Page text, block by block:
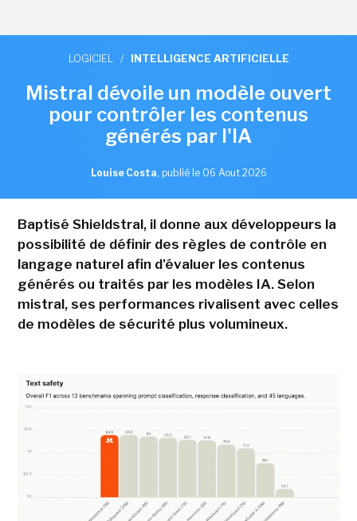
LOGICIEL / INTELLIGENCE ARTIFICIELLE
Mistral dévoile un modèle ouvert
pour contrôler les contenus
générés par l'IA
Louise Costa, publié le 06 Aout 2026
Baptisé Shieldstral, il donne aux développeurs la
possibilité de définir des règles de contrôle en
langage naturel afin d'évaluer les contenus
générés ou traités par les modèles IA. Selon
mistral, ses performances rivalisent avec celles
de modèles de sécurité plus volumineux.